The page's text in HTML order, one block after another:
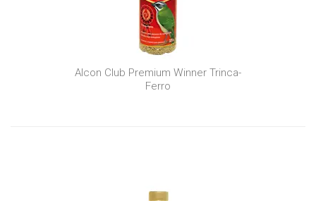
Alcon Club Premium Winner Trinca-
Ferro